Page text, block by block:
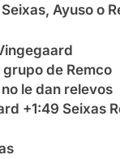
Ayuso o
de Remco
le dan relevos
+1:49 Seixas